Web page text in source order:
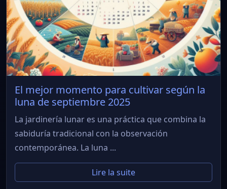
El mejor momento para cultivar según la
luna de septiembre 2025
La jardinería lunar es una práctica que combina la
sabiduría tradicional con la observación
contemporánea. La luna ...
Lire la suite